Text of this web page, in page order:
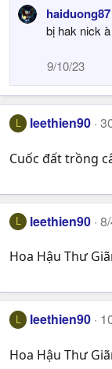
haiduong87
bị hak nick
9/10/23
L leethien90
Cuốc đất trồng
L leethien90
Hoa Hậu Thư
leethien90
Hoa Hậu Thư